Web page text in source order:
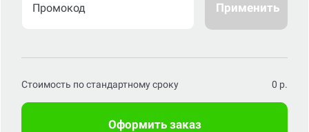
Применить
Стоимость по стандартному сроку 0 р.
Оформить заказ